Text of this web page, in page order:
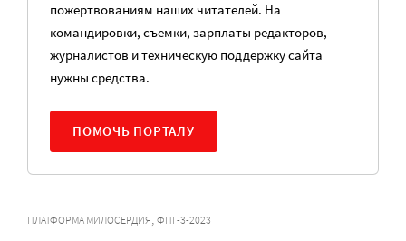
пожертвованиям наших читателей. На
командировки, съемки, зарплаты редакторов,
журналистов и техническую поддержку сайта
нужны средства.
ПОМОЧЬ ПОРТАЛУ
ПЛАТФОРМА МИЛОСЕРДИЯ, ФПГ-3-2023